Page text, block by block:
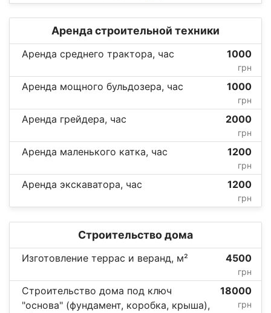
Аренда строительной техники
Аренда среднего трактора, час 1000
грн
Аренда мощного бульдозера, час 1000
грн
Аренда грейдера, час 2000
грн
Аренда маленького катка, час 1200
грн
Аренда экскаватора, час 1200
грн
Строительство дома
Изготовление террас и веранд, м² 4500
грн
Строительство дома под ключ
"основа" (фундамент, коробка, крыша),
18000
грн